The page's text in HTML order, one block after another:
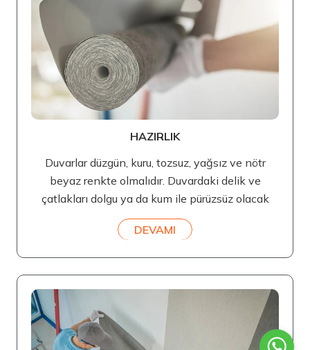
HAZIRLIK
Duvarlar düzgün, kuru, tozsuz, yağsız ve nötr
beyaz renkte olmalıdır. Duvardaki delik ve
çatlakları dolgu ya da kum ile pürüzsüz olacak
DEVAMI